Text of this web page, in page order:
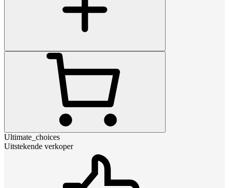
Ultimate_choices
Uitstekende verkoper